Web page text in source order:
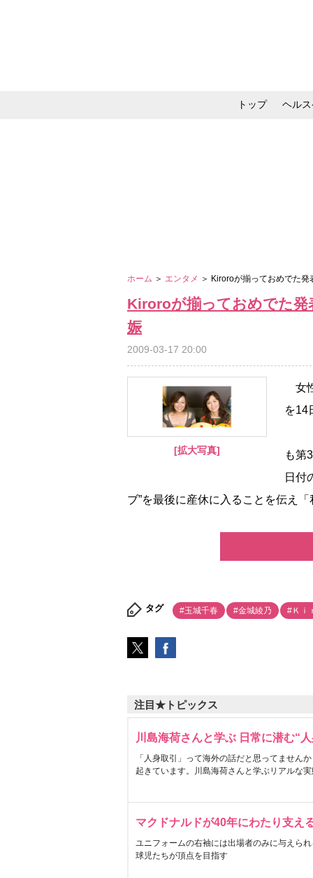
トップ ヘル
ホーム ＞ エンタメ ＞ Kiroroが揃っておめでた
Kiroroが揃っておめでた発
娠
2009-03-17 20:00
[拡大写真]
女
を14
も第
日付
ブ”を最後に産休に入ることを伝え「
タグ #玉城千春 #金城綾乃 #Ｋｉ
注目★トピックス
川島海荷さんと学ぶ 日常に潜む“
「人身取引」って海外の話だと思ってません
起きています。川島海荷さんと学ぶリアルな
マクドナルドが40年にわたり支え
ユニフォームの右袖には出場者のみに与えら
球児たちが頂点を目指す